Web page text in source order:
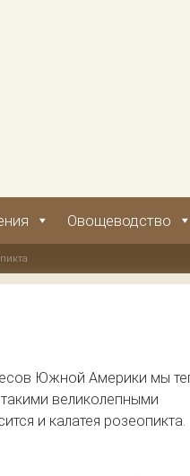
Овощеводство
Южной Америки мы
великолепными
и калатея розеопикта.